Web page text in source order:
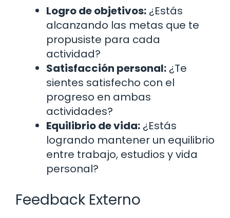
Logro de objetivos: ¿Estás
alcanzando las metas que te
propusiste para cada
actividad?
Satisfacción personal: ¿Te
sientes satisfecho con el
progreso en ambas
actividades?
Equilibrio de vida: ¿Estás
logrando mantener un equilibrio
entre trabajo, estudios y vida
personal?
Feedback Externo